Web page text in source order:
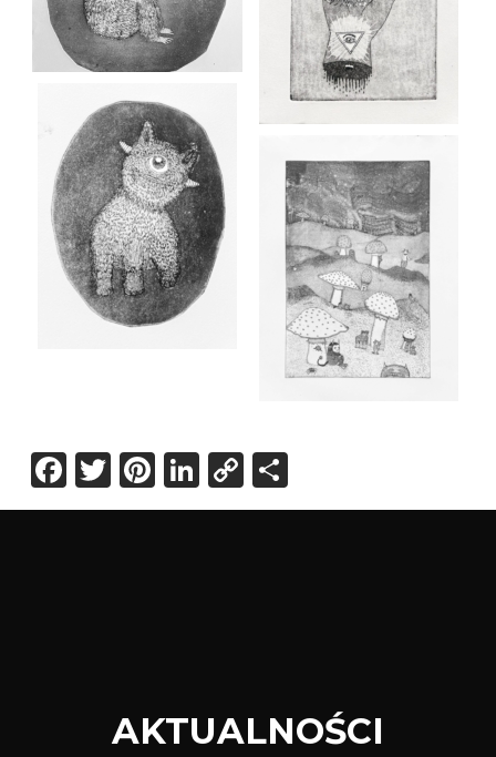
Facebook
Twitter
Pinterest
LinkedIn
Copy
Link
Share
AKTUALNOŚCI